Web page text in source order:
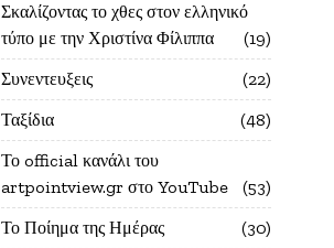
Σκαλίζοντας το χθες στον ελληνικό
τύπο με την Χριστίνα Φίλιππα
19
Συνεντευξεις
22
Ταξίδια
48
Το official κανάλι του
artpointview.gr στο YouTube
53
Το Ποίημα της Ημέρας
30